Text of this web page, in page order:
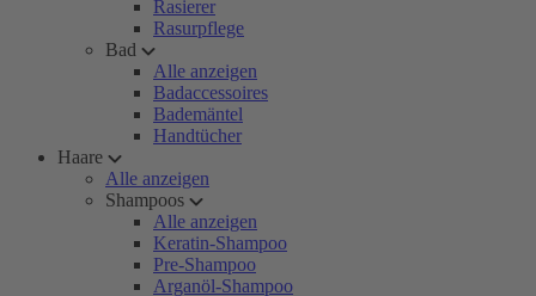
Rasierer
Rasurpflege
Bad
Alle anzeigen
Badaccessoires
Bademäntel
Handtücher
Haare
Alle anzeigen
Shampoos
Alle anzeigen
Keratin-Shampoo
Pre-Shampoo
Arganöl-Shampoo